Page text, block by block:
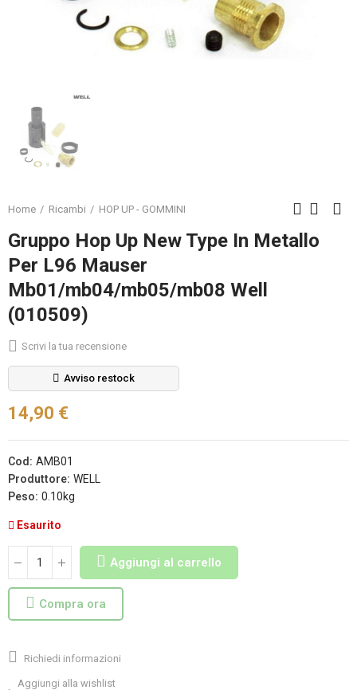
Home Ricambi HOP UP - GOMMINI
Gruppo Hop Up New Type In Metallo
Per L96 Mauser
Mb01/mb04/mb05/mb08 Well
(010509)
Scrivi la tua recensione
Avviso restock
14,90 €
Cod: AMB01
Produttore: WELL
Peso: 0.10kg
Esaurito
Aggiungi al carrello
Compra ora
Richiedi informazioni
Aggiungi alla wishlist